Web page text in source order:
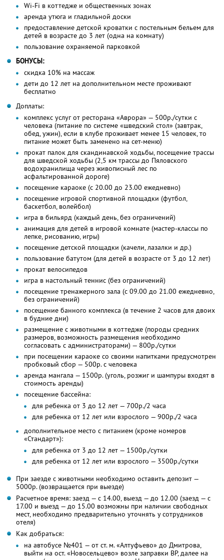
Wi-Fi в коттедже и общественных зонах
аренда утюга и гладильной доски
предоставление детской кроватки с постельным бельем для
детей в возрасте до 3 лет (одна на комнату)
пользование охраняемой парковкой
БОНУСЫ:
скидка 10% на массаж
дети до 12 лет на дополнительном месте проживают
бесплатно
Доплаты:
комплекс услуг от ресторана «Аврора» — 500р./сутки с
человека (питание по системе «шведский стол» (завтрак,
обед, ужин), если в клубе проживает менее 15 человек, то
питание может быть заменено на сет-меню)
прокат палок для скандинавской ходьбы, посещение трассы
для шведской ходьбы (2,5 км трассы до Пяловского
водохранилища через живописный лес по
асфальтированной дороге)
посещение караоке (с 20.00 до 23.00 ежедневно)
посещение игровой спортивной площадки (футбол,
баскетбол, волейбол)
игра в бильярд (каждый день, без ограничений)
анимация для детей в игровой комнате (мастер-классы по
лепке, рисованию, игры)
посещение детской площадки (качели, лазалки и др.)
пользование батутом (для детей в возрасте от 3 до 12 лет)
прокат велосипедов
игра в настольный теннис (без ограничений)
посещение тренажерного зала (с 09.00 до 21.00 ежедневно,
без ограничений)
посещение банного комплекса (в течение 2 часов для двоих
в будние дни)
размещение с животными в коттедже (породы средних
размеров, возможность размещения необходимо
согласовать с администраторами) — 800р./сутки
при посещении караоке со своими напитками предусмотрен
пробковый сбор — 500р. с человека
аренда мангала — 1500р. (уголь, розжиг и шампуры входят в
стоимость аренды)
посещение бассейна:
для ребенка от 3 до 12 лет — 700р./2 часа
для ребенка от 12 лет или взрослого — 900р./2 часа
дополнительное место с питанием (кроме номеров
«Стандарт»):
для ребенка от 3 до 12 лет — 1500р./сутки
для ребенка от 12 лет или взрослого — 3500р./сутки
При заезде с животными необходимо оставить депозит —
5000р. (возвращается при выезде)
Расчетное время: заезд — с 14.00, выезд — до 12.00 (заезд — с
17.00 и выезд — до 15.00 возможны при наличии свободных
мест, необходимо предварительно уточнять у сотрудников
отеля)
Как добраться:
на автобусе №401 — от ст. м. «Алтуфьево» до Дмитрова,
выйти на ост. «Новосельцево» возле заправки BP, далее на